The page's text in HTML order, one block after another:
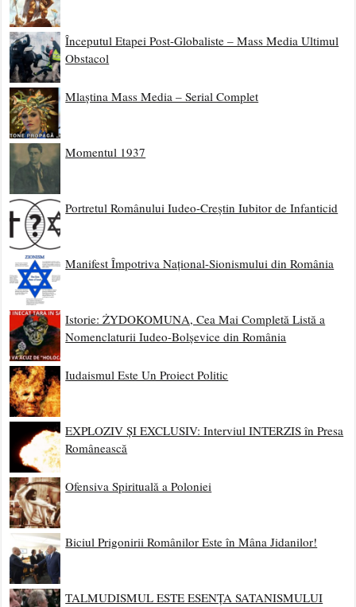
Începutul Etapei Post-Globaliste – Mass Media Ultimul
Obstacol
Mlaștina Mass Media – Serial Complet
Momentul 1937
Portretul Românului Iudeo-Creștin Iubitor de Infanticid
Manifest Împotriva Național-Sionismului din România
Istorie: ŻYDOKOMUNA, Cea Mai Completă Listă a
Nomenclaturii Iudeo-Bolșevice din România
Iudaismul Este Un Proiect Politic
EXPLOZIV ȘI EXCLUSIV: Interviul INTERZIS în Presa
Românească
Ofensiva Spirituală a Poloniei
Biciul Prigonirii Românilor Este în Mâna Jidanilor!
TALMUDISMUL ESTE ESENȚA SATANISMULUI